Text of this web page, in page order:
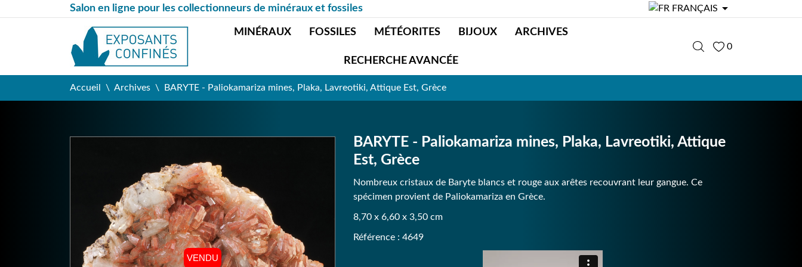
Salon en ligne pour les collectionneurs de minéraux et fossiles FRANÇAIS 
MINÉRAUX FOSSILES MÉTÉORITES BIJOUX ARCHIVES
RECHERCHE AVANCÉE
0
Accueil Archives BARYTE - Paliokamariza mines, Plaka, Lavreotiki, Attique Est, Grèce
VENDU
BARYTE - Paliokamariza mines, Plaka, Lavreotiki, Attique
Est, Grèce
Nombreux cristaux de Baryte blancs et rouge aux arêtes recouvrant leur gangue. Ce
spécimen provient de Paliokamariza en Grèce.
8,70 x 6,60 x 3,50 cm
Référence : 4649